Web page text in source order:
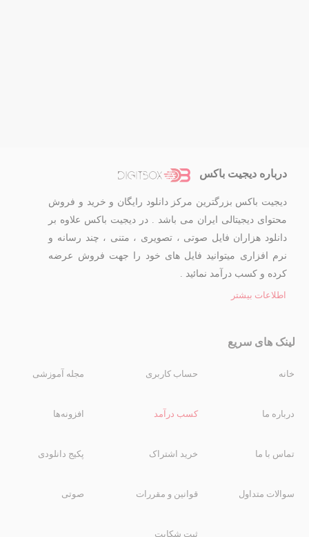
درباره دیجیت باکس
دیجیت باکس بزرگترین مرکز دانلود رایگان و خرید و فروش
محتوای دیجیتالی ایران می باشد . در دیجیت باکس علاوه بر
دانلود هزاران فایل صوتی ، تصویری ، متنی ، چند رسانه و
نرم افزاری میتوانید فایل های خود را جهت فروش عرضه
کرده و کسب درآمد نمائید .
اطلاعات بیشتر
لینک های سریع
خانه
درباره ما
تماس با ما
سوالات متداول
حساب کاربری
کسب درآمد
خرید اشتراک
قوانین و مقررات
ثبت شکایت
مجله آموزشی
افزونه‌ها
پکیج دانلودی
صوتی